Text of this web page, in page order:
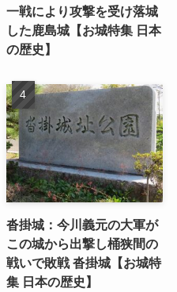
一戦により攻撃を受け落城
した鹿島城【お城特集 日本
の歴史】
沓掛城：今川義元の大軍が
この城から出撃し桶狭間の
戦いで敗戦 沓掛城【お城特
集 日本の歴史】